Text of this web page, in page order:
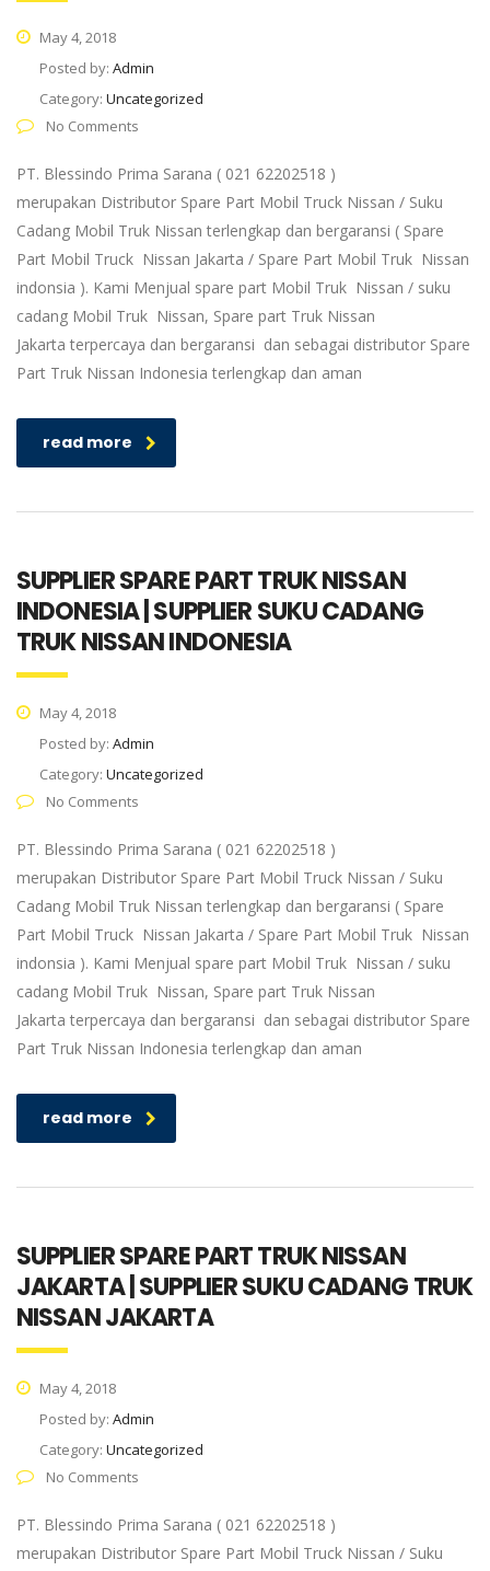
May 4, 2018
Posted by: Admin
Category: Uncategorized
No Comments
PT. Blessindo Prima Sarana ( 021 62202518 )
merupakan Distributor Spare Part Mobil Truck Nissan / Suku
Cadang Mobil Truk Nissan terlengkap dan bergaransi ( Spare
Part Mobil Truck Nissan Jakarta / Spare Part Mobil Truk Nissan
indonsia ). Kami Menjual spare part Mobil Truk Nissan / suku
cadang Mobil Truk Nissan, Spare part Truk Nissan
Jakarta terpercaya dan bergaransi dan sebagai distributor Spare
Part Truk Nissan Indonesia terlengkap dan aman
read more
SUPPLIER SPARE PART TRUK NISSAN
INDONESIA | SUPPLIER SUKU CADANG
TRUK NISSAN INDONESIA
May 4, 2018
Posted by: Admin
Category: Uncategorized
No Comments
PT. Blessindo Prima Sarana ( 021 62202518 )
merupakan Distributor Spare Part Mobil Truck Nissan / Suku
Cadang Mobil Truk Nissan terlengkap dan bergaransi ( Spare
Part Mobil Truck Nissan Jakarta / Spare Part Mobil Truk Nissan
indonsia ). Kami Menjual spare part Mobil Truk Nissan / suku
cadang Mobil Truk Nissan, Spare part Truk Nissan
Jakarta terpercaya dan bergaransi dan sebagai distributor Spare
Part Truk Nissan Indonesia terlengkap dan aman
read more
SUPPLIER SPARE PART TRUK NISSAN
JAKARTA | SUPPLIER SUKU CADANG TRUK
NISSAN JAKARTA
May 4, 2018
Posted by: Admin
Category: Uncategorized
No Comments
PT. Blessindo Prima Sarana ( 021 62202518 )
merupakan Distributor Spare Part Mobil Truck Nissan / Suku